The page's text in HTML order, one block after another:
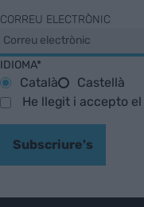
CORREU ELECTRÒNIC
IDIOMA*
Català
Castellà
He llegit i accepto el
Subscriure's